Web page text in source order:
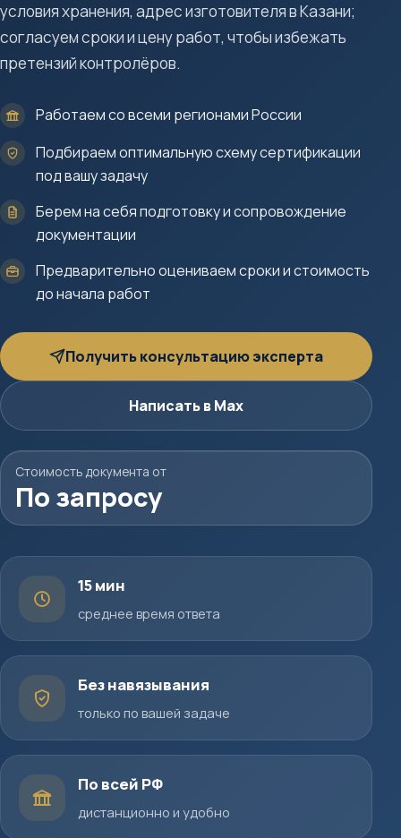
условия хранения, адрес изготовителя в Казани;
согласуем сроки и цену работ, чтобы избежать
претензий контролёров.
Работаем со всеми регионами России
Подбираем оптимальную схему сертификации
под вашу задачу
Берем на себя подготовку и сопровождение
документации
Предварительно оцениваем сроки и стоимость
до начала работ
Получить консультацию эксперта
Написать в Max
Стоимость документа от
По запросу
15 мин
среднее время ответа
Без навязывания
только по вашей задаче
По всей РФ
дистанционно и удобно